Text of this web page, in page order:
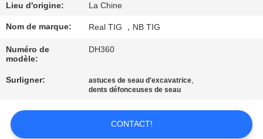
QUALITÉ
CONTACTEZ-
NOUS
DEMANDEZ
UNE
Lieu d'origine: La Chine
Nom de marque: Real TIG ，NB TIG
Numéro de
modèle:
DH360
Surligner: astuces de seau d'excavatrice,
dents défonceuses de seau
CONTACT!